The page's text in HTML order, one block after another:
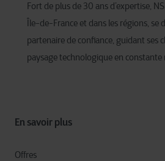
les services que nous pouvons
Pour plus d’informations
notre déclaration sur les cookies.
Fort de plus de 30 ans d’expertise,
Île-de-France et dans les régions, se
partenaire de confiance, guidant ses
paysage technologique en constante
En savoir plus
Offres